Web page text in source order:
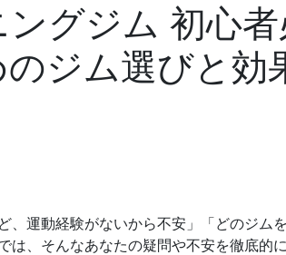
グジム 初心
ジム選びと効
、運動経験がないから不安」「どのジム
は、そんなあなたの疑問や不安を徹底的